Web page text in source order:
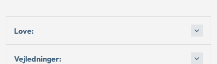
Love:
Vejledninger: